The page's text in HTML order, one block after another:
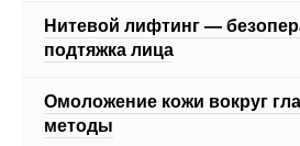
Омоложение кожи вокруг
методы
Пластическая хирургия лица